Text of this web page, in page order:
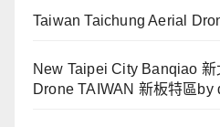
Taiwan Taichung Aerial
New Taipei City Banqiao
Drone TAIWAN 新板特區by